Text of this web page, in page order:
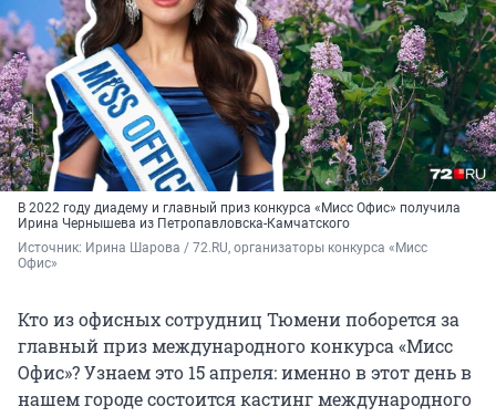
В 2022 году диадему и главный приз конкурса «Мисс Офис» получила
Ирина Чернышева из Петропавловска-Камчатского
Источник: Ирина Шарова / 72.RU, организаторы конкурса «Мисс
Офис»
Кто из офисных сотрудниц Тюмени поборется за
главный приз международного конкурса «Мисс
Офис»? Узнаем это 15 апреля: именно в этот день в
нашем городе состоится кастинг международного